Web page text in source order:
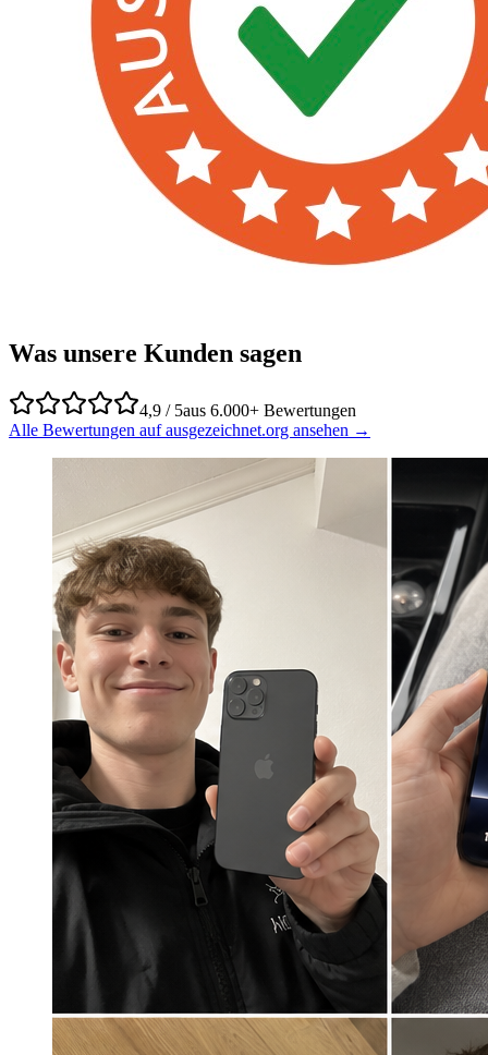
Was unsere Kunden sagen
4,9 / 5aus 6.000+ Bewertungen
Alle Bewertungen auf ausgezeichnet.org ansehen →